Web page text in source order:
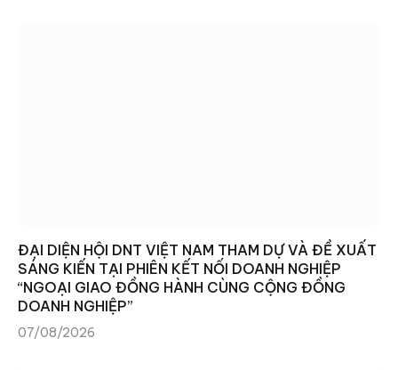
ĐẠI DIỆN HỘI DNT VIỆT NAM THAM DỰ VÀ ĐỀ XUẤT
SÁNG KIẾN TẠI PHIÊN KẾT NỐI DOANH NGHIỆP
“NGOẠI GIAO ĐỒNG HÀNH CÙNG CỘNG ĐỒNG
DOANH NGHIỆP”
07/08/2026